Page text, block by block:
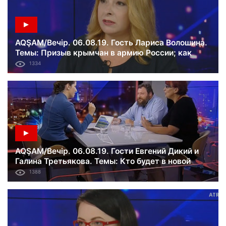
AQŞAM/Вечір. 06.08.19. Гость Лариса Волошина.
Темы: Призыв крымчан в армию России; как
вернуть политузников; Зеленский едет в
Турцию.
1334
AQŞAM/Вечір. 06.08.19. Гости Евгений Дикий и
Галина Третьякова. Темы: Кто будет в новой
Раде; Зеленский едет в Турцию; о встрече в
нормандском формате.
1388